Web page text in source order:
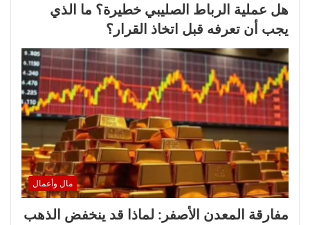
هل عملية الرباط الصليبي خطيرة؟ ما الذي
يجب أن تعرفه قبل اتخاذ القرار؟
مال وأعمال
مفارقة المعدن الأصفر: لماذا قد ينخفض الذهب